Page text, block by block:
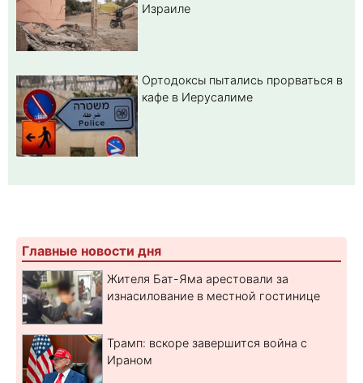
Израиле
Ортодоксы пытались прорваться в
кафе в Иерусалиме
Главные новости дня
Жителя Бат-Яма арестовали за
изнасилование в местной гостинице
Трамп: вскоре завершится война с
Ираном